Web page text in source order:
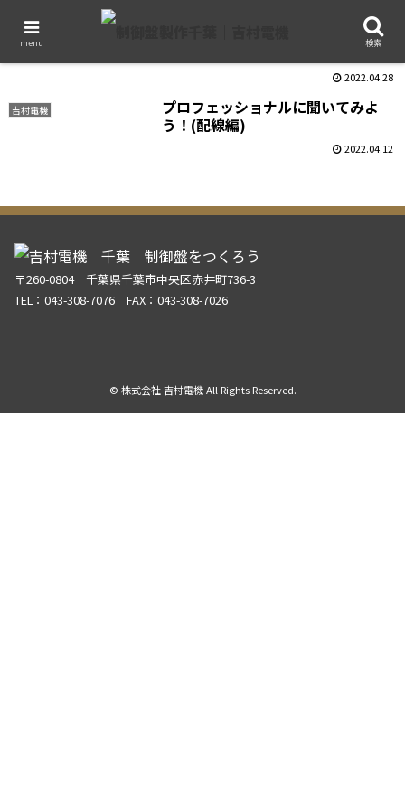
吉村電機
プロフェッショナルに聞いてみよ
2022.04.28
吉村電機
プロフェッショナルに聞いてみよ
う！(配線編)
2022.04.12
〒260-0804 千葉県千葉市中央区赤井町736-3
TEL：043-308-7076 FAX：043-308-7026
© 株式会社 吉村電機 All Rights Reserved.
menu 検索